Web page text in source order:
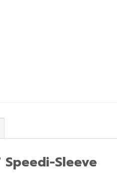
Speedi-Sleeve